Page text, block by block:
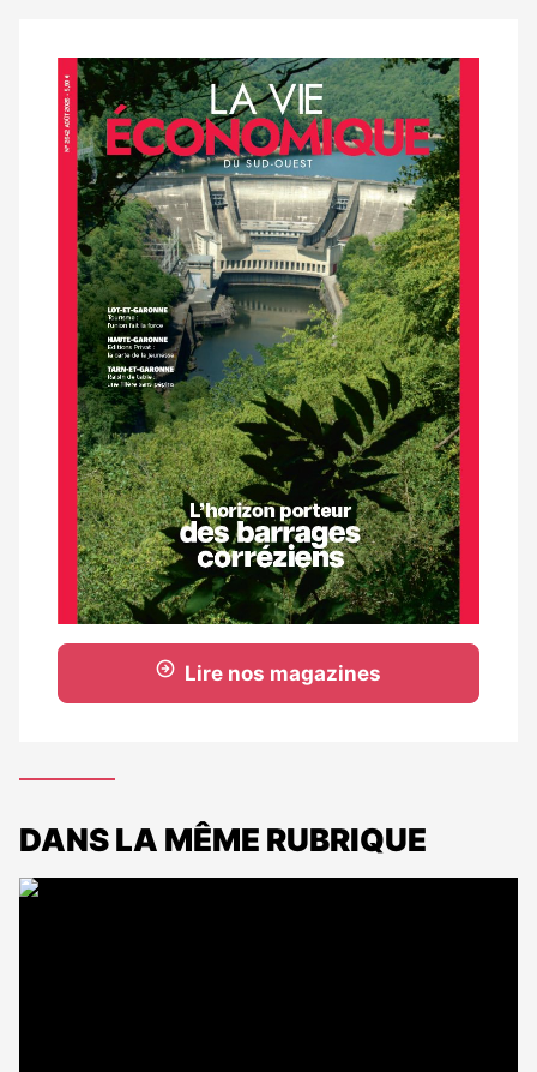
Notre
dernier
magazine
Lire nos magazines
DANS LA MÊME RUBRIQUE